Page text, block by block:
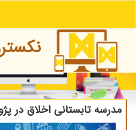
مدرسه تابستانی اخلاق در